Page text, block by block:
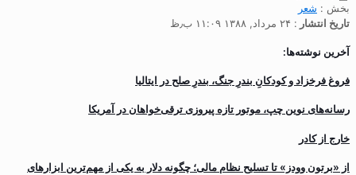
بخش : شعر
تاریخ انتشار : ۲۴ مرداد, ۱۳۸۸ ۱۱:۰۹ ب٫ظ
آخرین نوشته‌ها:
فروغ فرخزاد و کودکانِ بندرِ جنگ، بندرِ صلح در ایتالیا
رسانه‌های نوین چپ، موتور تازه پیروزی ترقی‌خواهان در آمریکا
خارج از کادر
از «برتون وودز» تا تسلیح نظام مالی؛ چگونه دلار به یکی از مهم‌ترین ابزارهای